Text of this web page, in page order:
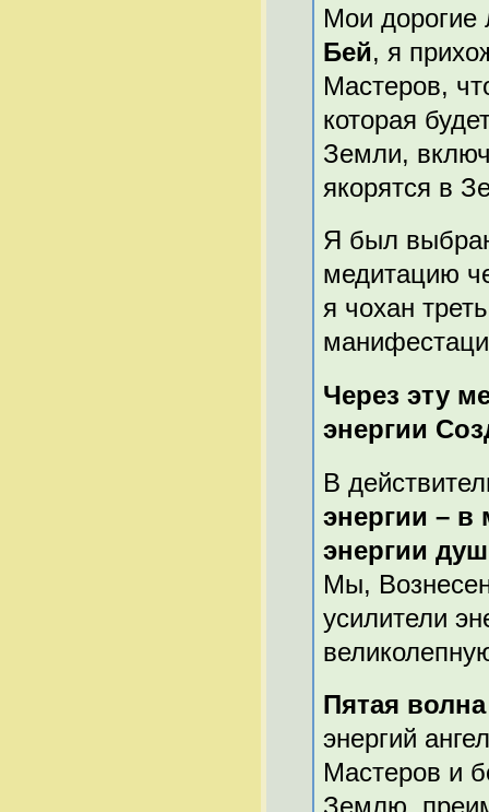
Мои
Бей, я
Мастеров,
которая
Земли,
якорятся в
Я был
медитацию
я чохан
Через эту
энергии
В
энергии –
энергии
Мы,
усилители
Пятая
энергий
Мастеров и